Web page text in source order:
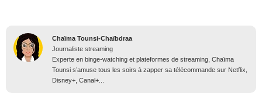
Chaïma Tounsi-Chaïbdraa
Journaliste streaming
Experte en binge-watching et plateformes de streaming, Chaïma
Tounsi s’amuse tous les soirs à zapper sa télécommande sur Netflix,
Disney+, Canal+...